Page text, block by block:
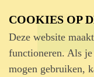
Advertentie
COOKIES OP
Deze website
functioneren. Als
mogen gebruiken,